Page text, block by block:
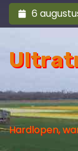
k
o
c
o
6
Hardlopen,